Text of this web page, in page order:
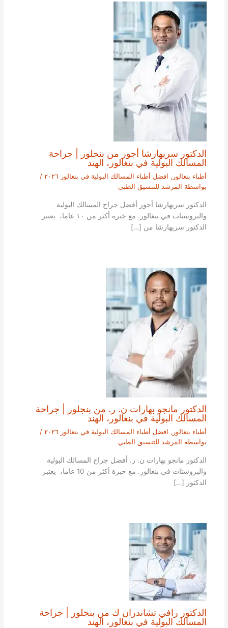
الدكتور سريهارشا أجور من بنجلور | جراحة
المسالك البولية في بنغالور، الهند
أطباء بنغالور , افضل أطباء المسالك البولية في بنغالور ٢٠٢٦
/
بواسطة المرشد للتنسيق الطبي
الدكتور سريهارشا أجور أفضل جراح المسالك البولية
والبروستات في بنغالور. مع خبرة أكثر من ١٠ عاما، يعتبر
الدكتور سريهارشا من […]
الدكتور مانجو بهارات ن. ر. من بنجلور | جراحة
المسالك البولية في بنغالور، الهند
أطباء بنغالور , افضل أطباء المسالك البولية في بنغالور ٢٠٢٦
/
بواسطة المرشد للتنسيق الطبي
الدكتور مانجو بهارات ن. ر. أفضل جراح المسالك البولية
والبروستات في بنغالور. مع خبرة أكثر من 10 عاما، يعتبر
الدكتور […]
الدكتور رافي تشاندران ك من بنجلور | جراحة
المسالك البولية في بنغالور، الهند